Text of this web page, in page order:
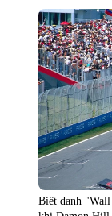
Biệt danh "Wall